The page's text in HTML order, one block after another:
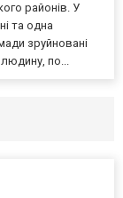
районів. У
та одна
зруйновані
людину, по...